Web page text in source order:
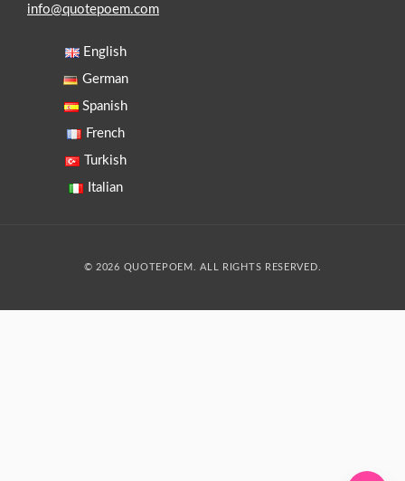
info@quotepoem.com
English
German
Spanish
French
Turkish
Italian
© 2026 QUOTEPOEM. ALL RIGHTS RESERVED.